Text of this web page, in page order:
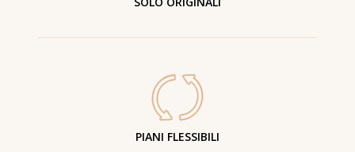
PIANI FLESSIBILI